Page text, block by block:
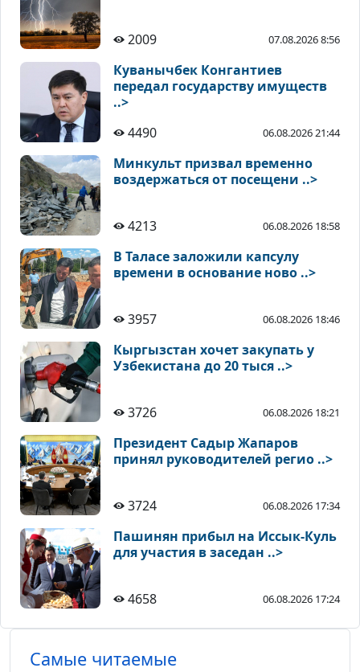
2009 07.08.2026 8:56
Куванычбек Конгантиев
передал государству имуществ
..>
4490
06.08.2026 21:44
Минкульт призвал временно
воздержаться от посещени ..>
4213 06.08.2026 18:58
В Таласе заложили капсулу
времени в основание ново ..>
3957 06.08.2026 18:46
Кыргызстан хочет закупать у
Узбекистана до 20 тыся ..>
3726 06.08.2026 18:21
Президент Садыр Жапаров
принял руководителей регио ..>
3724 06.08.2026 17:34
Пашинян прибыл на Иссык-Куль
для участия в заседан ..>
4658 06.08.2026 17:24
Самые читаемые